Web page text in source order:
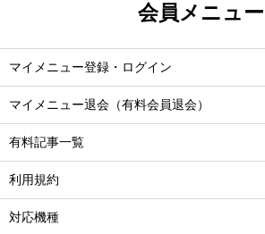
会員メニュー
マイメニュー登録・ログイン
マイメニュー退会（有料会員退会）
有料記事一覧
利用規約
対応機種